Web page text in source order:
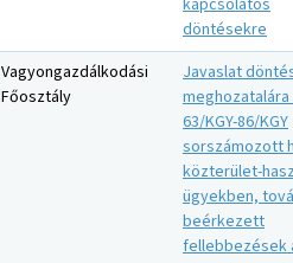
kapcsolatos
döntésekre
Vagyongazdálkodási
Főosztály
Javaslat
meghozatalára
63/KGY-86/KGY
sorszámozott
közterület-
ügyekben,
beérkezett
fellebbezések